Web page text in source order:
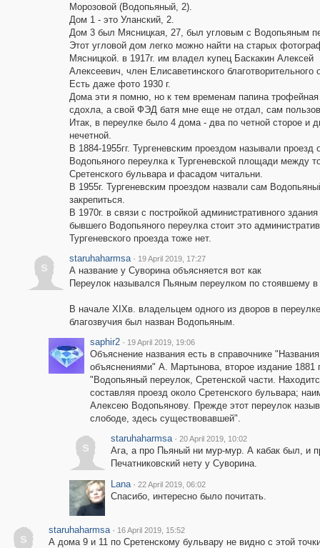
Морозовой (Водопьяный, 2).
Дом 1 - это Уланский, 2.
Дом 3 был Мясницкая, 27, был угловым с Водопьяным
Этот угловой дом легко можно найти на старых
Мясницкой. в 1917г. им владел купец Баскакин Алексей
Алексеевич, член Елисаветинского благотворительного
Есть даже фото 1930 г.
Дома эти я помню, но к тем временам папина
сдохла, а свой ФЭД батя мне еще не отдал, сам
Итак, в переулке было 4 дома - два по четной сторое и
нечетной.
В 1884-1955гг. Тургеневским проездом называли проезд
Водопьяного переулка к Тургеневской площади между
Сретенского бульвара и фасадом читальни.
В 1955г. Тургеневским проездом назвали сам
закрепиться.
В 1970г. в связи с постройкой административного
бывшего Водопьяного переулка стоит это
Тургеневского проезда тоже нет.
s
staruhaharmsa · 19 April 2019, 17:27
А название у Суворина объясняется вот как
Переулок назывался Пьяным переулком по стоявшему
В начале XIXв. владельцем одного из дворов в
благозвучия был назван Водопьяным.
saphir2 · 19 April 2019, 19:06
Объяснение названия есть в справочнике
объяснениями" А. Мартынова, второе издание 1881
"Водопьяный переулок, Сретенской части.
составляя проезд около Сретенского бульвара;
Алексею Водопьянову. Прежде этот переулок
слободе, здесь существовавшей".
s
staruhaharmsa · 20 April 2019, 10:02
Ага, а про Пьяный ни мур-мур. А кабак был, и
Печатниковский нету у Суворина.
Lana · 22 April 2019, 06:02
Спасибо, интересно было почитать.
s
staruhaharmsa · 16 April 2019, 15:52
А дома 9 и 11 по Сретенскому бульвару не видно с этой